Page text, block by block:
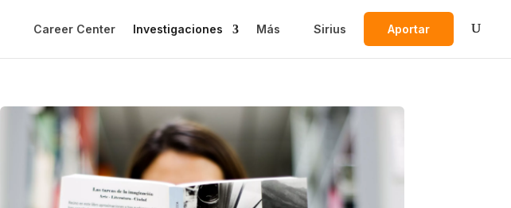
Career Center Investigaciones Más Sirius Aportar